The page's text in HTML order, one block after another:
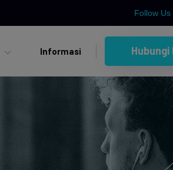
Follow Us
Informasi Hubungi